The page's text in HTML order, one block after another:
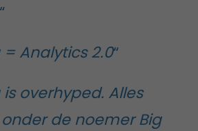
“
Analytics 2.0“
overhyped. Alles
de noemer Big